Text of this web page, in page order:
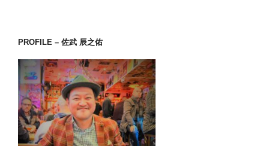
ー
シ
ョ
ン
PROFILE – 佐武 辰之佑